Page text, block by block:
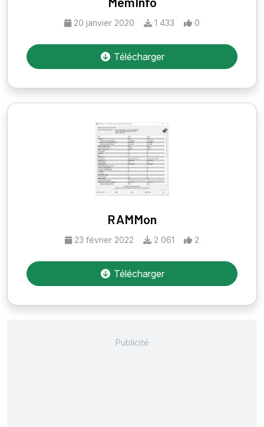
20 janvier 2020 1 433 0
Télécharger
RAMMon
23 février 2022 2 061 2
Télécharger